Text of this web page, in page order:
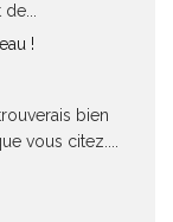
!
bien
vous citez....